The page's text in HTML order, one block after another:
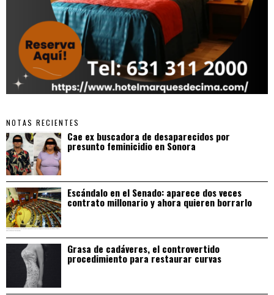
NOTAS RECIENTES
Cae ex buscadora de desaparecidos por
presunto feminicidio en Sonora
Escándalo en el Senado: aparece dos veces
contrato millonario y ahora quieren borrarlo
Grasa de cadáveres, el controvertido
procedimiento para restaurar curvas